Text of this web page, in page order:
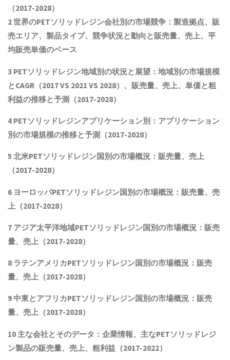
（2017-2028）
2世界のPETソリッドレジン会社別の市場競争：製造拠点、販
売エリア、製品タイプ、競争状況と動向と 販売量、売上、平
均販売単価のベース
3 PETソリッドレジン地域別の状況と展望：地域別の市場規模
とCAGR （2017 VS 2021 VS 2028）、販売量、売上、単価と粗
利益の推移と予測（2017-2028）
4 PETソリッドレジンアプリケーション別：アプリケーション
別の市場規模の推移と予測（2017-2028）
5北米PETソリッドレジン国別の市場概況：販売量、売上
（2017-2028）
6 ヨーロッパPETソリッドレジン国別の市場概況：販売量、売
上（2017-2028）
7 アジア太平洋地域PETソリッドレジン国別の市場概況：販売
量、売上（2017-2028）
8ラテンアメリカPETソリッドレジン国別の市場概況：販売
量、売上（2017-2028）
9中東とアフリカPETソリッドレジン国別の市場概況：販売
量、売上（2017-2028）
10 主な会社とそのデータ：企業情報、主なPETソリッドレジ
ン製品の販売量、売上、粗利益（2017-2022）